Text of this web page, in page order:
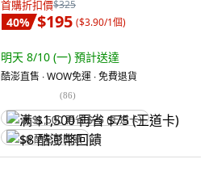
首購折扣價$325
40% $195 ($3.90/1個)
明天 8/10 (一) 預計送達
酷澎直售 ∙ WOW免運 ∙ 免費退貨
(86)
满 $1,500 再省 $75 (王道卡)
$8 酷澎幣回饋